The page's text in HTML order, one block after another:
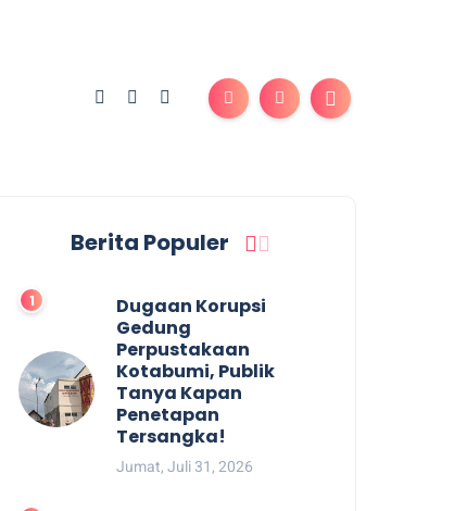
Berita Populer
Dugaan Korupsi
Gedung
Perpustakaan
Kotabumi, Publik
Tanya Kapan
Penetapan
Tersangka!
Jumat, Juli 31, 2026